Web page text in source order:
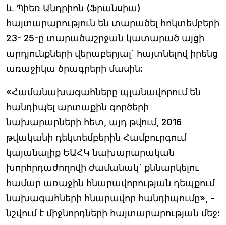
և Պիեռ Անդրիոն (Ֆրանսիա)
հայտարարություն են տարածել հոկտեմբերի
23- 25-ը տարածաշրջան կատարած այցի
արդյունքների վերաբերյալ` հայտնելով իրենց
առաջիկա ծրագրերի մասին:
«Համանախագահները պլանավորում են
հանդիպել արտաքին գործերի
նախարարների հետ, այդ թվում, 2016
թվականի դեկտեմբերին Համբուրգում
կայանալիք ԵԱՀԿ նախարարական
խորհրդաժողովի ժամանակ` քննարկելու
համար առաջին հնարավորության դեպքում
նախագահների հնարավոր հանդիպումը», -
նշվում է միջնորդների հայտարարության մեջ: